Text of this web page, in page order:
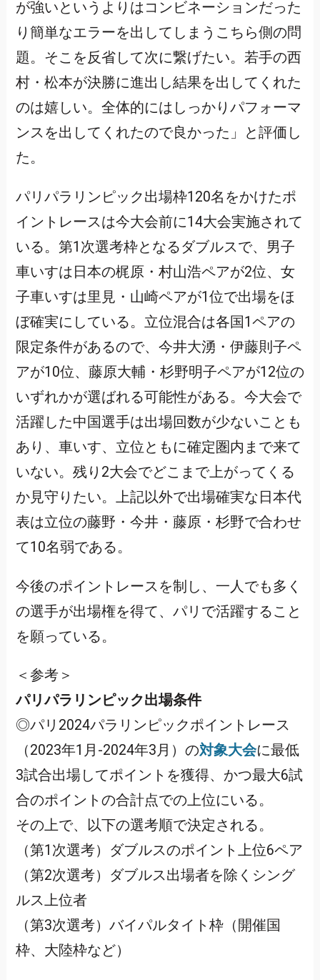
が強いというよりはコンビネーションだった
り簡単なエラーを出してしまうこちら側の問
題。そこを反省して次に繋げたい。若手の西
村・松本が決勝に進出し結果を出してくれた
のは嬉しい。全体的にはしっかりパフォーマ
ンスを出してくれたので良かった」と評価し
た。
パリパラリンピック出場枠120名をかけたポ
イントレースは今大会前に14大会実施されて
いる。第1次選考枠となるダブルスで、男子
車いすは日本の梶原・村山浩ペアが2位、女
子車いすは里見・山崎ペアが1位で出場をほ
ぼ確実にしている。立位混合は各国1ペアの
限定条件があるので、今井大湧・伊藤則子ペ
アが10位、藤原大輔・杉野明子ペアが12位の
いずれかが選ばれる可能性がある。今大会で
活躍した中国選手は出場回数が少ないことも
あり、車いす、立位ともに確定圏内まで来て
いない。残り2大会でどこまで上がってくる
か見守りたい。上記以外で出場確実な日本代
表は立位の藤野・今井・藤原・杉野で合わせ
て10名弱である。
今後のポイントレースを制し、一人でも多く
の選手が出場権を得て、パリで活躍すること
を願っている。
＜参考＞
パリパラリンピック出場条件
◎パリ2024パラリンピックポイントレース
（2023年1月-2024年3月）の対象大会に最低
3試合出場してポイントを獲得、かつ最大6試
合のポイントの合計点での上位にいる。
その上で、以下の選考順で決定される。
（第1次選考）ダブルスのポイント上位6ペア
（第2次選考）ダブルス出場者を除くシング
ルス上位者
（第3次選考）バイパルタイト枠（開催国
枠、大陸枠など）